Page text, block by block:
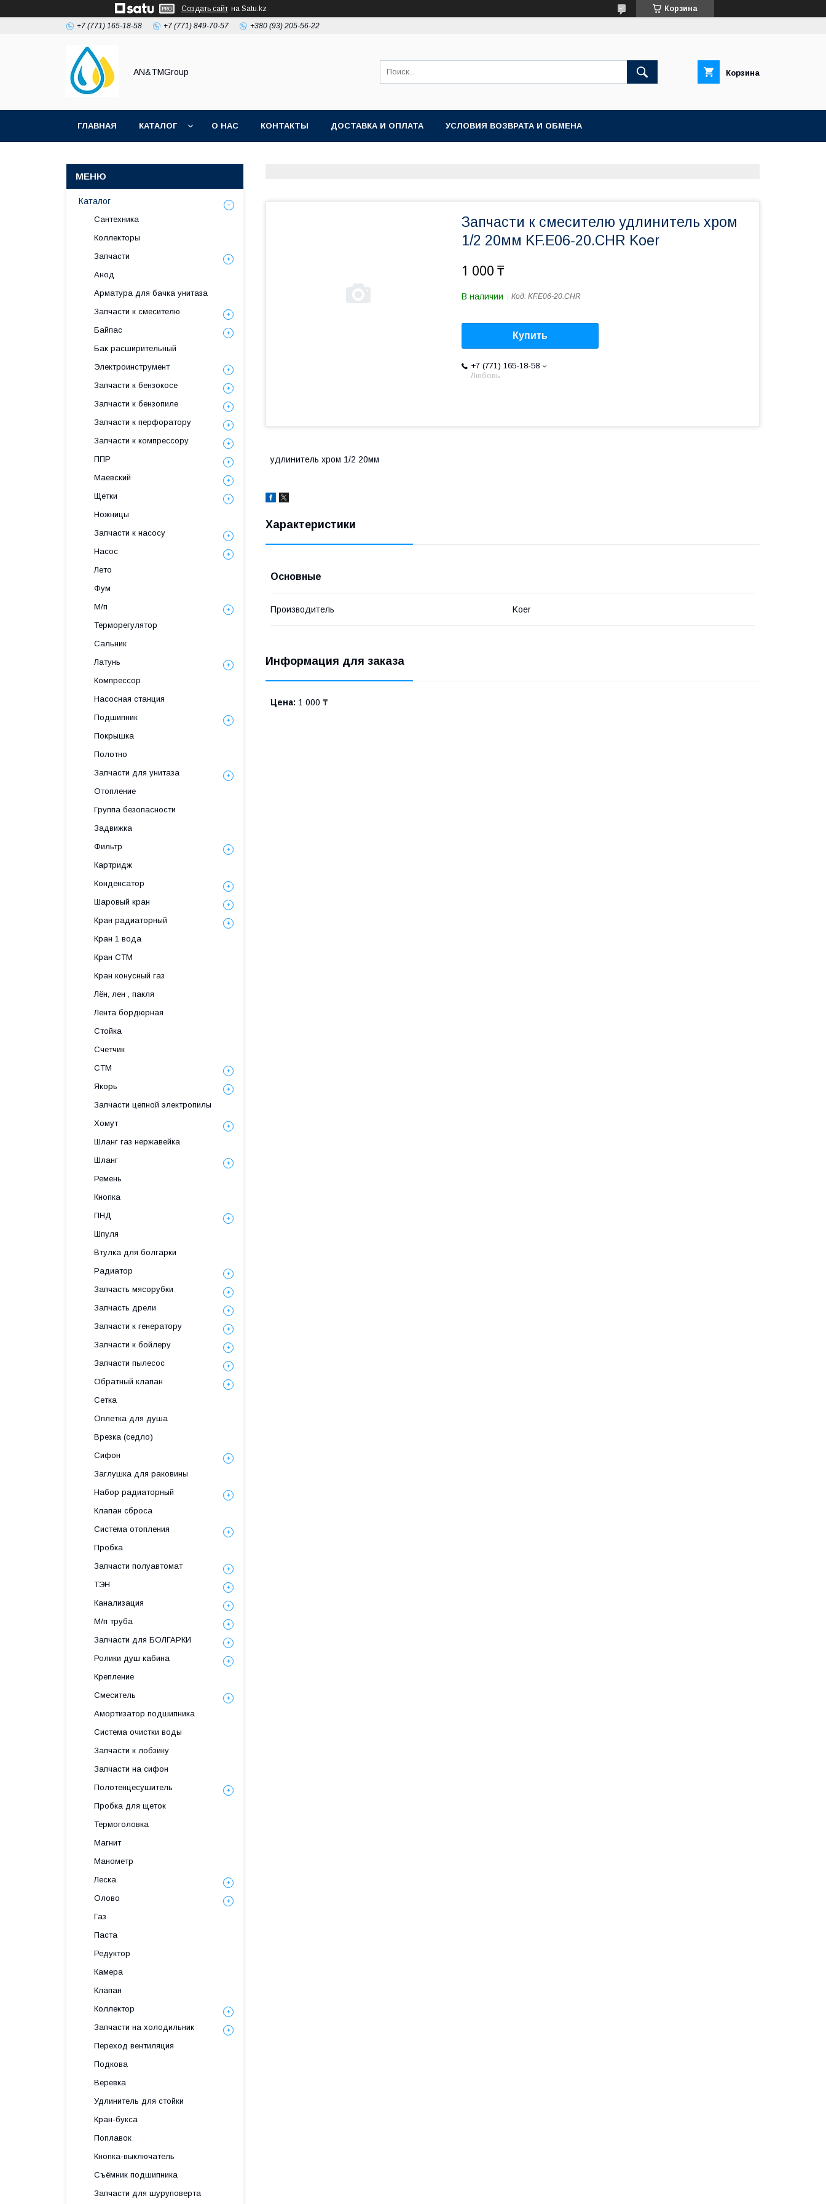
Создать сайт на Satu.kz Корзина
+7 (771) 165-18-58 +7 (771) 849-70-57 +380 (93) 205-56-22
AN&TMGroup Корзина
ГЛАВНАЯ КАТАЛОГ О НАС КОНТАКТЫ ДОСТАВКА И ОПЛАТА УСЛОВИЯ ВОЗВРАТА И ОБМЕНА
Запчасти к смесителю удлинитель хром
1/2 20мм KF.E06-20.CHR Koer
1 000 ₸
В наличии Код: KF.E06-20.CHR
Купить
+7 (771) 165-18-58
Любовь
удлинитель хром 1/2 20мм
Характеристики
Основные
Производитель Koer
Информация для заказа
Цена: 1 000 ₸
Каталог
Сантехника
Коллекторы
Запчасти
Анод
Арматура для бачка унитаза
Запчасти к смесителю
Байпас
Бак расширительный
Электроинструмент
Запчасти к бензокосе
Запчасти к бензопиле
Запчасти к перфоратору
Запчасти к компрессору
ППР
Маевский
Щетки
Ножницы
Запчасти к насосу
Насос
Лето
Фум
М/п
Терморегулятор
Сальник
Латунь
Компрессор
Насосная станция
Подшипник
Покрышка
Полотно
Запчасти для унитаза
Отопление
Группа безопасности
Задвижка
Фильтр
Картридж
Конденсатор
Шаровый кран
Кран радиаторный
Кран 1 вода
Кран СТМ
Кран конусный газ
Лён, лен , пакля
Лента бордюрная
Стойка
Счетчик
СТМ
Якорь
Запчасти цепной электропилы
Хомут
Шланг газ нержавейка
Шланг
Ремень
Кнопка
ПНД
Шпуля
Втулка для болгарки
Радиатор
Запчасть мясорубки
Запчасть дрели
Запчасти к генератору
Запчасти к бойлеру
Запчасти пылесос
Обратный клапан
Сетка
Оплетка для душа
Врезка (седло)
Сифон
Заглушка для раковины
Набор радиаторный
Клапан сброса
Система отопления
Пробка
Запчасти полуавтомат
ТЭН
Канализация
М/п труба
Запчасти для БОЛГАРКИ
Ролики душ кабина
Крепление
Смеситель
Амортизатор подшипника
Система очистки воды
Запчасти к лобзику
Запчасти на сифон
Полотенцесушитель
Пробка для щеток
Термоголовка
Магнит
Манометр
Леска
Олово
Газ
Паста
Редуктор
Камера
Клапан
Коллектор
Запчасти на холодильник
Переход вентиляция
Подкова
Веревка
Удлинитель для стойки
Кран-букса
Поплавок
Кнопка-выключатель
Съёмник подшипника
Запчасти для шуруповерта